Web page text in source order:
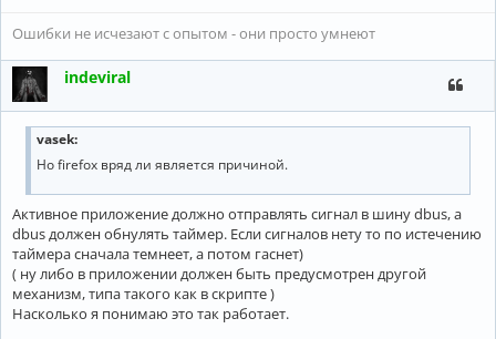
Ошибки не исчезают с опытом - они просто умнеют
indeviral
vasek:
Но firefox вряд ли является причиной.
Активное приложение должно отправлять сигнал в шину dbus, а
dbus должен обнулять таймер. Если сигналов нету то по истечению
таймера сначала темнеет, а потом гаснет)
( ну либо в приложении должен быть предусмотрен другой
механизм, типа такого как в скрипте )
Насколько я понимаю это так работает.